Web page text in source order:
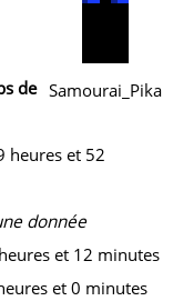
Samourai_Pika
de
heures et 52
donnée
et 12 minutes
et 0 minutes